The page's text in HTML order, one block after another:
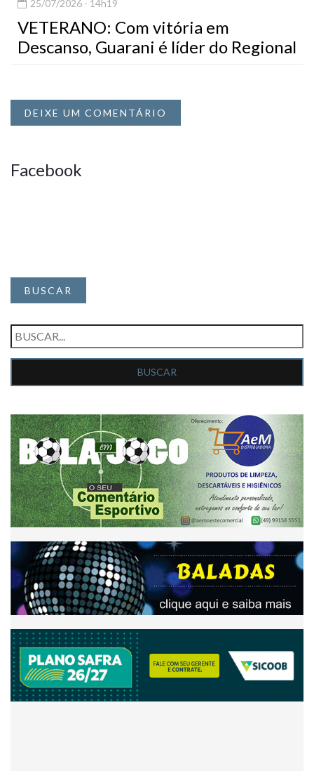
25/07/2026 - 14h19
VETERANO: Com vitória em
Descanso, Guarani é líder do Regional
DEIXE UM COMENTÁRIO
Facebook
BUSCAR